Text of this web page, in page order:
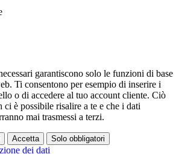
garantiscono solo le funzioni di base
Ti consentono per esempio di inserire i
o di accedere al tuo account cliente. Ciò
ci è possibile risalire a te e che i dati
mai trasmessi a terzi.
Accetta Solo obbligatori
dei dati